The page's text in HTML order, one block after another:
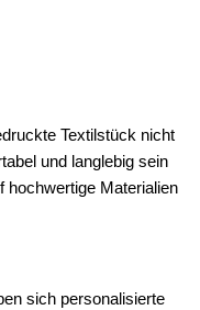
Textilstück nicht
und langlebig sein
hochwertige Materialien
sich personalisierte